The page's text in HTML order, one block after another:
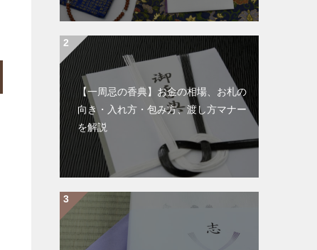
【一周忌の香典】お金の相場、お札の
向き・入れ方・包み方、渡し方マナー
を解説